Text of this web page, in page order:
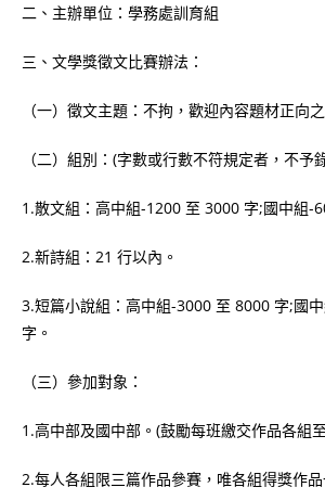
二、主辦單位：學務處訓育組
三、文學獎徵文比賽辦法：
（一）徵文主題：不拘，歡迎內容題材正向
（二）組別：(字數或行數不符規定者，不予
1.散文組：高中組-1200 至 3000 字;國中組-
2.新詩組：21 行以內。
3.短篇小說組：高中組-3000 至 8000 字;國
字。
（三）參加對象：
1.高中部及國中部。(鼓勵每班繳交作品各組
2.每人各組限三篇作品參賽，唯各組得獎作品